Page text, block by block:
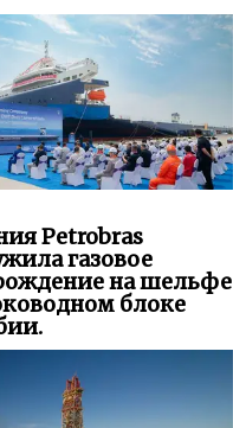
Petrobras
газовое
на шельфе
блоке